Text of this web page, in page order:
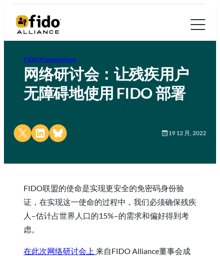
FIDO Presentations
网络研讨会：让残疾用户
无障碍地使用 FIDO 部署
Share on X Share on LinkedIn
Share on Bluesky 19 12 月, 2022
FIDO联盟的使命是实现更安全的免密码身份验
证，在实现这一使命的过程中，我们必须确保残疾
人–估计占世界人口的15%–的需求和偏好得到考
虑。
在此次网络研讨会上 来自FIDO Alliance董事会成